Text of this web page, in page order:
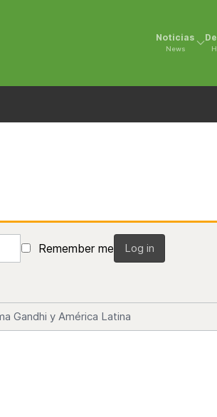
Noticias
News
Remember me Log in
Gandhi y América Latina